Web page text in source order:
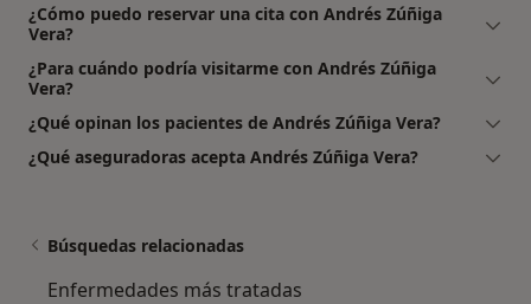
¿Cómo puedo reservar una cita con Andrés Zúñiga
Vera?
¿Para cuándo podría visitarme con Andrés Zúñiga
Vera?
¿Qué opinan los pacientes de Andrés Zúñiga Vera?
¿Qué aseguradoras acepta Andrés Zúñiga Vera?
Búsquedas relacionadas
Enfermedades más tratadas